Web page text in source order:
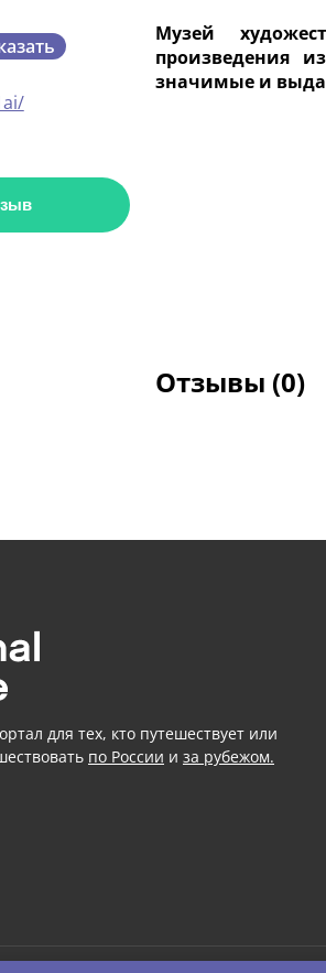
Музей
произведения
значимые и
Отзывы (0)
для тех, кто путешествует или
по России и за рубежом.